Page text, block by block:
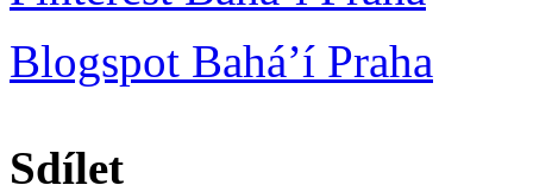
Blogspot Bahá’í Praha
Sdílet